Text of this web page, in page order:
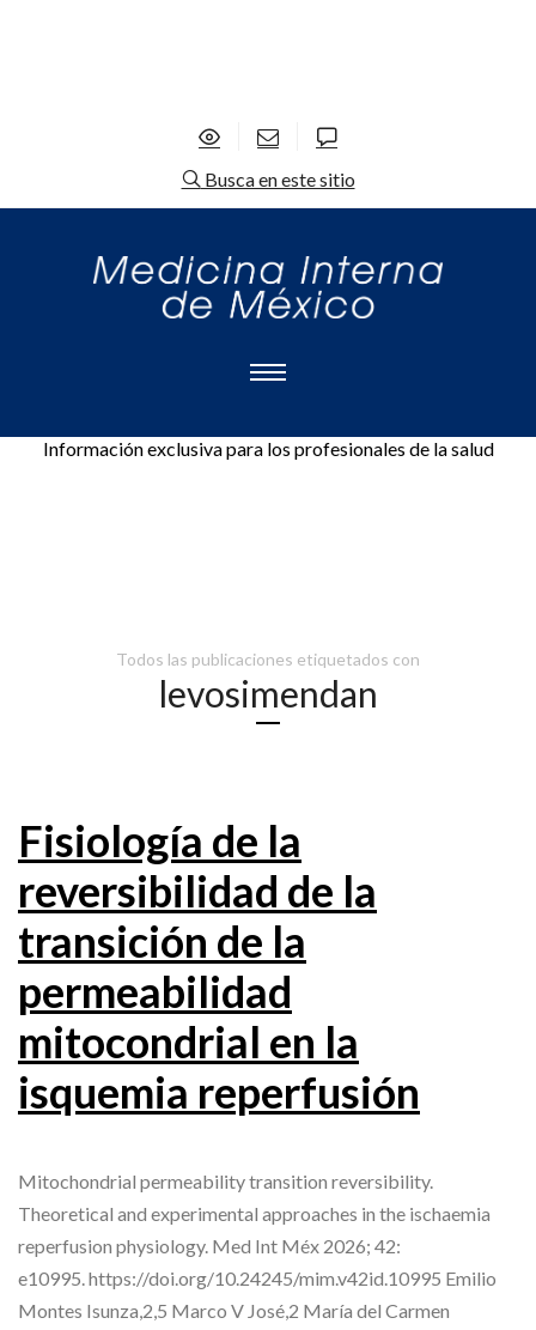
Busca en este sitio
Información exclusiva para los profesionales de la salud
Todos las publicaciones etiquetados con
levosimendan
Fisiología de la
reversibilidad de la
transición de la
permeabilidad
mitocondrial en la
isquemia reperfusión
Mitochondrial permeability transition reversibility.
Theoretical and experimental approaches in the ischaemia
reperfusion physiology. Med Int Méx 2026; 42:
e10995. https://doi.org/10.24245/mim.v42id.10995 Emilio
Montes Isunza,2,5 Marco V José,2 María del Carmen